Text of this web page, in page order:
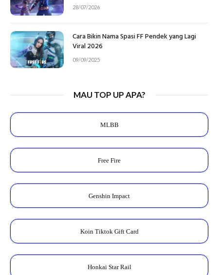
28/07/2026
Cara Bikin Nama Spasi FF Pendek yang Lagi
Viral 2026
09/09/2025
MAU TOP UP APA?
MLBB
Free Fire
Genshin Impact
Koin Tiktok Gift Card
Honkai Star Rail